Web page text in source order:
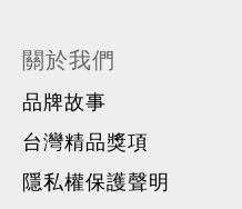
關於我們
品牌故事
台灣精品獎項
隱私權保護聲明